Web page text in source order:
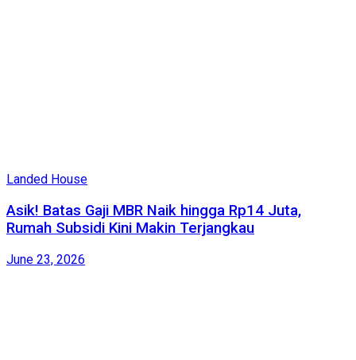
Landed House
Asik! Batas Gaji MBR Naik hingga Rp14 Juta,
Rumah Subsidi Kini Makin Terjangkau
June 23, 2026